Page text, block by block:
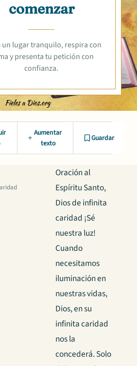
comenzar
un lugar tranquilo, respira con
y presenta tu petición con
confianza.
Aumentar
texto
Guardar
Oración al
Espíritu Santo,
Dios de infinita
caridad ¡Sé
nuestra luz!
Cuando
necesitamos
iluminación en
nuestras vidas,
Dios, en su
infinita caridad
nos la
concederá. Solo